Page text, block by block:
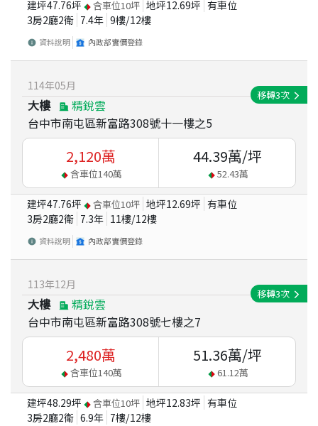
建坪47.76坪 含車位10坪 地坪12.69坪 有車位
3房2廳2衛 7.4年 9樓/12樓
資料說明 內政部實價登錄
114年05月
大樓
精銳雲
台中市南屯區新富路308號十一樓之5
移轉3次
2,120萬
含車位140萬
44.39萬/坪
52.43萬
建坪47.76坪 含車位10坪 地坪12.69坪 有車位
3房2廳2衛 7.3年 11樓/12樓
資料說明 內政部實價登錄
113年12月
大樓
精銳雲
台中市南屯區新富路308號七樓之7
移轉3次
2,480萬
含車位140萬
51.36萬/坪
61.12萬
建坪48.29坪 含車位10坪 地坪12.83坪 有車位
3房2廳2衛 6.9年 7樓/12樓